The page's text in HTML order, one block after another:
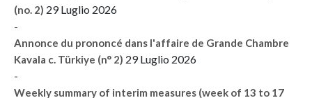
(no. 2) 29 Luglio 2026
-
Annonce du prononcé dans l'affaire de Grande Chambre
Kavala c. Türkiye (n° 2) 29 Luglio 2026
-
Weekly summary of interim measures (week of 13 to 17